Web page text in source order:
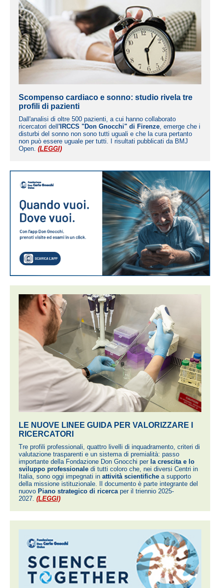
Scompenso cardiaco e sonno: studio rivela tre
profili di pazienti
Dall'analisi di oltre 500 pazienti, a cui hanno collaborato
ricercatori dell 'IRCCS "Don Gnocchi" di Firenze, emerge che i
disturbi del sonno non sono tutti uguali e che la cura pertanto
non può essere uguale per tutti. I risultati pubblicati da BMJ
Open. (LEGGI)
LE NUOVE LINEE GUIDA PER VALORIZZARE I
RICERCATORI
Tre profili professionali, quattro livelli di inquadramento, criteri di
valutazione trasparenti e un sistema di premialità: passo
importante della Fondazione Don Gnocchi per la crescita e lo
sviluppo professionale di tutti coloro che, nei diversi Centri in
Italia, sono oggi impegnati in attività scientifiche a supporto
della missione istituzionale. Il documento è parte integrante del
nuovo Piano strategico di ricercaper il triennio 2025-
2027. (LEGGI)